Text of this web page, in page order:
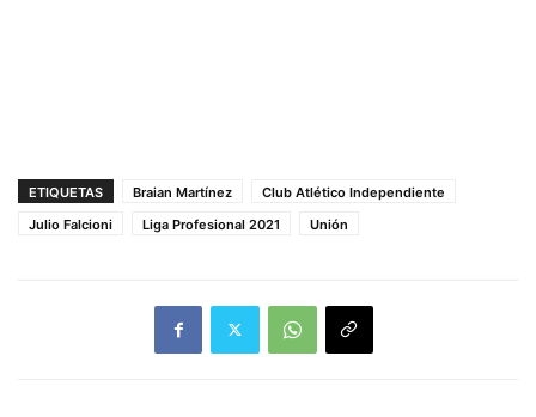
ETIQUETAS Braian Martínez
Club Atlético Independiente
Julio Falcioni
Liga Profesional 2021 Unión